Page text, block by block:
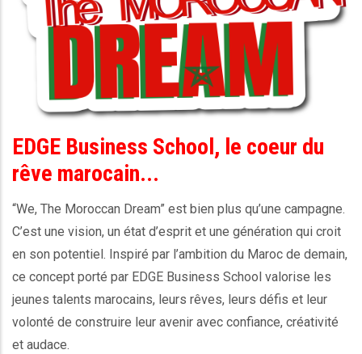
EDGE Business School, le coeur du
rêve marocain...
“We, The Moroccan Dream” est bien plus qu’une campagne.
C’est une vision, un état d’esprit et une génération qui croit
en son potentiel. Inspiré par l’ambition du Maroc de demain,
ce concept porté par EDGE Business School valorise les
jeunes talents marocains, leurs rêves, leurs défis et leur
volonté de construire leur avenir avec confiance, créativité
et audace.